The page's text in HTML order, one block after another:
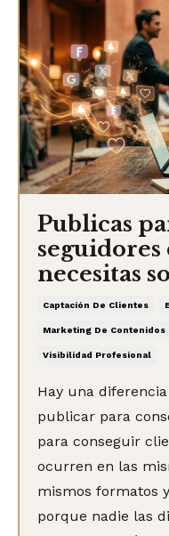
Publicas
necesitas
Captación De Clientes
Marketing De Contenidos
Visibilidad Profesional
Hay una
publicar para
para conseguir
ocurren en las
mismos formatos
porque nadie las